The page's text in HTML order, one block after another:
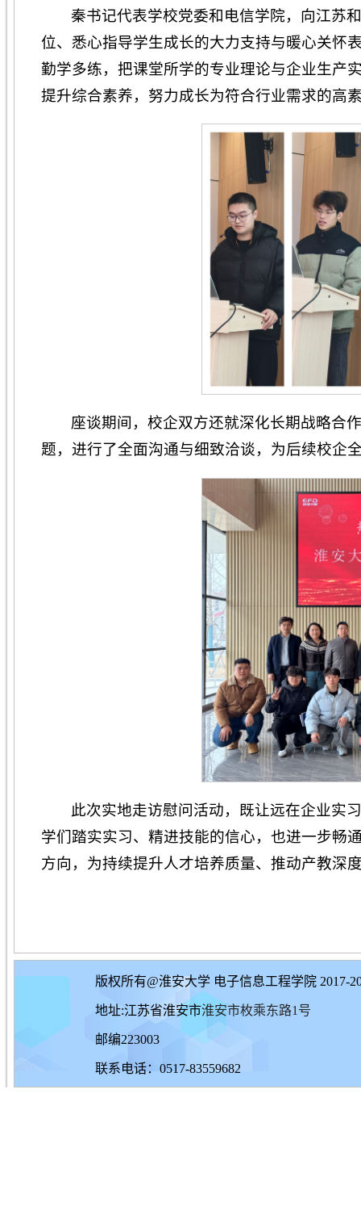
秦书记代表学校党委和电信学院，向江苏
位、悉心指导学生成长的大力支持与暖心关怀
勤学多练，把课堂所学的专业理论与企业生产
提升综合素养，努力成长为符合行业需求的高
座谈期间，校企双方还就深化长期战略合
题，进行了全面沟通与细致洽谈，为后续校企
此次实地走访慰问活动，既让远在企业实
学们踏实实习、精进技能的信心，也进一步畅
方向，为持续提升人才培养质量、推动产教深
版权所有@淮安大学 电子信息工程学院 2017-
地址:江苏省淮安市淮安市枚乘东路1号
邮编223003
联系电话：0517-83559682